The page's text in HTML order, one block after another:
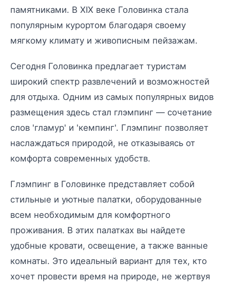
памятниками. В XIX веке Головинка стала
популярным курортом благодаря своему
мягкому климату и живописным пейзажам.
Сегодня Головинка предлагает туристам
широкий спектр развлечений и возможностей
для отдыха. Одним из самых популярных видов
размещения здесь стал глэмпинг — сочетание
слов 'гламур' и 'кемпинг'. Глэмпинг позволяет
наслаждаться природой, не отказываясь от
комфорта современных удобств.
Глэмпинг в Головинке представляет собой
стильные и уютные палатки, оборудованные
всем необходимым для комфортного
проживания. В этих палатках вы найдете
удобные кровати, освещение, а также ванные
комнаты. Это идеальный вариант для тех, кто
хочет провести время на природе, не жертвуя